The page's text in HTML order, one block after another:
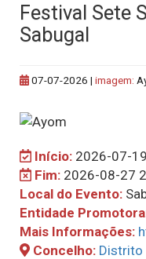
Festival Sete
Sabugal
07-07-2026 | imagem:
Início: 2026-07-
Fim: 2026-08-27
Local do Evento:
Entidade
Mais Informações:
Concelho: Distrito